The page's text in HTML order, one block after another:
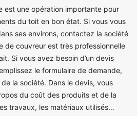
est une opération importante pour
du toit en bon état. Si vous vous
ses environs, contactez la société
de couvreur est très professionnelle
Si vous avez besoin d’un devis
le formulaire de demande,
la société. Dans le devis, vous
du coût des produits et de la
travaux, les matériaux utilisés…